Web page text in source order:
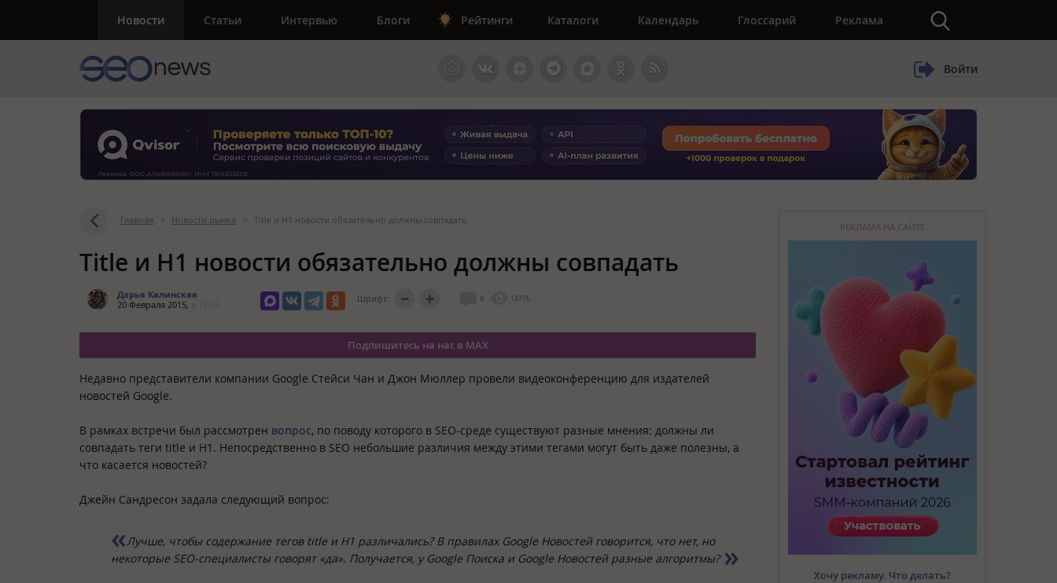
Новости Статьи Интервью Блоги Рейтинги Каталоги Календарь Глоссарий Реклама
Войти
Главная > Новости рынка > Title и H1 новости обязательно должны совпадать
Title и H1 новости обязательно должны совпадать
Дарья Калинская
20 Февраля 2015,
Шрифт: 0 14776
Подпишитесь на нас в MAX
Недавно представители компании Google Стейси Чан и Джон Мюллер провели видеоконференцию для издателей
новостей Google.
В рамках встречи был рассмотрен вопрос, по поводу которого в SEO-среде существуют разные мнения: должны ли
совпадать теги title и H1. Непосредственно в SEO небольшие различия между этими тегами могут быть даже полезны, а
что касается новостей?
Джейн Сандресон задала следующий вопрос:
Лучше, чтобы содержание тегов title и H1 различались? В правилах Google Новостей говорится, что нет, но
некоторые SEO-специалисты говорят «да». Получается, у Google Поиска и Google Новостей разные алгоритмы?
РЕКЛАМА НА САЙТЕ
Хочу рекламу. Что делать?